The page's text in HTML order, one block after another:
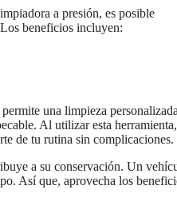
a presión, es posible
beneficios incluyen:
una limpieza
Al utilizar esta herramienta,
de tu rutina sin complicaciones.
a su conservación. Un
Así que, aprovecha los